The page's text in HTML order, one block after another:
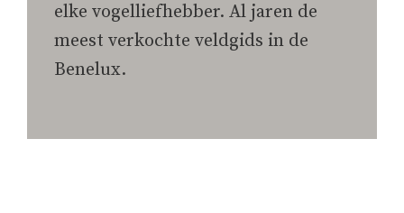
elke vogelliefhebber. Al jaren de
meest verkochte veldgids in de
Benelux.